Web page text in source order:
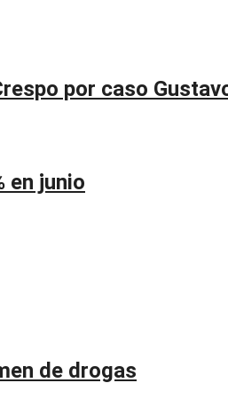
por caso
en junio
de drogas